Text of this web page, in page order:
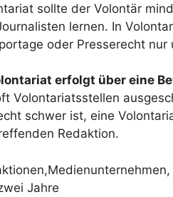
sollte der Volontär
lernen. In
oder Presserecht
erfolgt über eine
Volontariatsstellen
schwer ist, eine
Redaktion.
Jahre